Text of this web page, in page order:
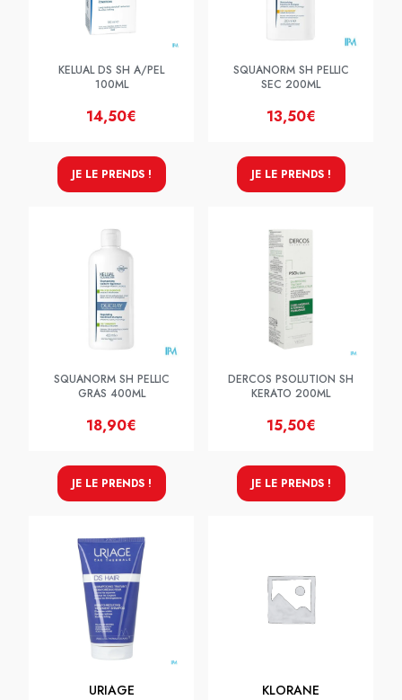
KELUAL DS SH A/PEL
100ML
14,50€
JE LE PRENDS !
SQUANORM SH PELLIC
SEC 200ML
13,50€
JE LE PRENDS !
SQUANORM SH PELLIC
GRAS 400ML
18,90€
JE LE PRENDS !
DERCOS PSOLUTION SH
KERATO 200ML
15,50€
JE LE PRENDS !
URIAGE KLORANE